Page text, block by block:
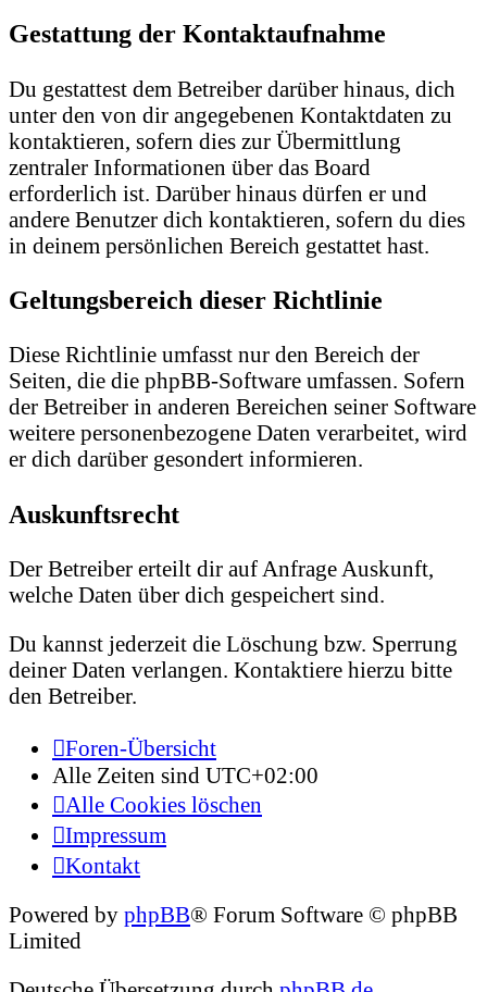
Gestattung der Kontaktaufnahme
Du gestattest dem Betreiber darüber hinaus, dich
unter den von dir angegebenen Kontaktdaten zu
kontaktieren, sofern dies zur Übermittlung
zentraler Informationen über das Board
erforderlich ist. Darüber hinaus dürfen er und
andere Benutzer dich kontaktieren, sofern du dies
in deinem persönlichen Bereich gestattet hast.
Geltungsbereich dieser Richtlinie
Diese Richtlinie umfasst nur den Bereich der
Seiten, die die phpBB-Software umfassen. Sofern
der Betreiber in anderen Bereichen seiner Software
weitere personenbezogene Daten verarbeitet, wird
er dich darüber gesondert informieren.
Auskunftsrecht
Der Betreiber erteilt dir auf Anfrage Auskunft,
welche Daten über dich gespeichert sind.
Du kannst jederzeit die Löschung bzw. Sperrung
deiner Daten verlangen. Kontaktiere hierzu bitte
den Betreiber.
Foren-Übersicht
Alle Zeiten sind UTC+02:00
Alle Cookies löschen
Impressum
Kontakt
Powered by phpBB® Forum Software © phpBB
Limited